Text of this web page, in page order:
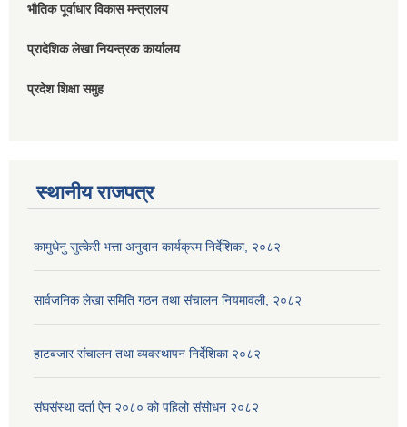
भौतिक पूर्वाधार विकास मन्त्रालय
प्रादेशिक लेखा नियन्त्रक कार्यालय
प्रदेश शिक्षा समुह
स्थानीय राजपत्र
कामुधेनु सुत्केरी भत्ता अनुदान कार्यक्रम निर्देशिका, २०८२
सार्वजनिक लेखा समिति गठन तथा संचालन नियमावली, २०८२
हाटबजार संचालन तथा व्यवस्थापन निर्देशिका २०८२
संघसंस्था दर्ता ऐन २०८० को पहिलो संसोधन २०८२